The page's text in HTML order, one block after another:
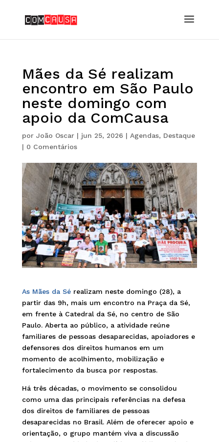
Mães da Sé realizam
encontro em São Paulo
neste domingo com
apoio da ComCausa
por João Oscar| jun 25, 2026 | Agendas, Destaque
| 0 Comentários
As Mães da Sérealizam neste domingo (28), a
partir das 9h, mais um encontro na Praça da Sé,
em frente à Catedral da Sé, no centro de São
Paulo. Aberta ao público, a atividade reúne
familiares de pessoas desaparecidas, apoiadores e
defensores dos direitos humanos em um
momento de acolhimento, mobilização e
fortalecimento da busca por respostas.
Há três décadas, o movimento se consolidou
como uma das principais referências na defesa
dos direitos de familiares de pessoas
desaparecidas no Brasil. Além de oferecer apoio e
orientação, o grupo mantém viva a discussão